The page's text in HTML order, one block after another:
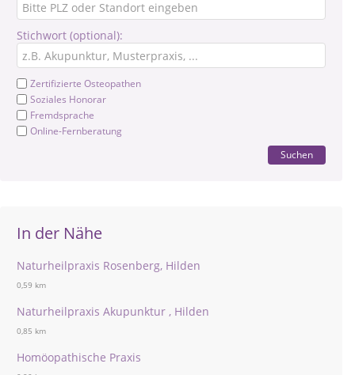
Stichwort (optional):
Zertifizierte Osteopathen
Soziales Honorar
Fremdsprache
Online-Fernberatung
Suchen
In der Nähe
Naturheilpraxis Rosenberg, Hilden
0,59 km
Naturheilpraxis Akupunktur , Hilden
0,85 km
Homöopathische Praxis